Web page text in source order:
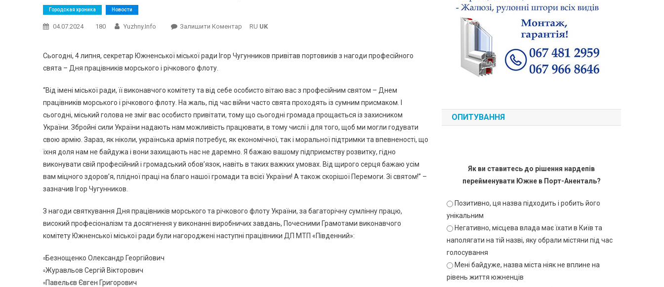
Городская хроника Новости
04.07.2024 180 Yuzhny.info Залишити Коментар
Днем
Та
Річкового
Флоту
Від
Секретаря
Южненської
Міської
RU UK
Сьогодні, 4 липня, секретар Южненської міської ради Ігор Чугунников привітав портовиків з нагоди професійного
свята – Дня працівників морського і річкового флоту.
“Від імені міської ради, її виконавчого комітету та від себе особисто вітаю вас з професійним святом – Днем
працівників морського і річкового флоту. На жаль, під час війни часто свята проходять із сумним присмаком. І
сьогодні, міський голова не зміг вас особисто привітати, тому що сьогодні громада прощається із захисником
України. Збройні сили України надають нам можливість працювати, в тому числі і для того, щоб ми могли годувати
свою армію. Зараз, як ніколи, українська армія потребує, як економічної, так і моральної підтримки та впевненості, що
їхня доля нам не байдужа і вони захищають нас не даремно. Я бажаю вашому підприємству розвитку, гідно
виконувати свій професійний і громадський обовʼязок, навіть в таких важких умовах. Від щирого серця бажаю усім
вам міцного здоровʼя, плідної праці на благо нашої громади та всієї України! А також скорішої Перемоги. Зі святом!” –
зазначив Ігор Чугунников.
З нагоди святкування Дня працівників морського та річкового флоту України, за багаторічну сумлінну працю,
високий професіоналізм та досягнення у виконанні виробничих завдань, Почесними Грамотами виконавчого
комітету Южненської міської ради були нагороджені наступні працівники ДП МТП «Південний»:
▫Безнощенко Олександр Георгійович
▫Журавльов Сергій Вікторович
▫Павельєв Євген Григорович
ОПИТУВАННЯ
Як ви ставитесь до рішення нардепів
перейменувати Южне в Порт-Аненталь?
Позитивно, ця назва підходить і робить його
унікальним
Негативно, місцева влада має їхати в Київ та
наполягати на тій назві, яку обрали містяни під час
голосування
Мені байдуже, назва міста ніяк не вплине на
рівень життя южненців